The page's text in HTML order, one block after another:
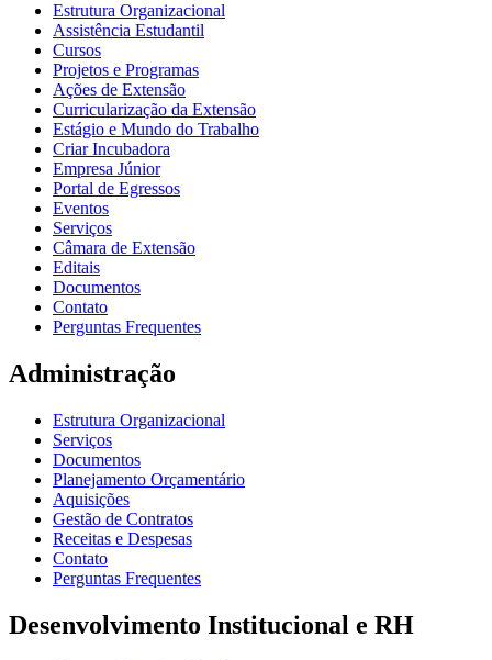
Estrutura Organizacional
Assistência Estudantil
Cursos
Projetos e Programas
Ações de Extensão
Curricularização da Extensão
Estágio e Mundo do Trabalho
Criar Incubadora
Empresa Júnior
Portal de Egressos
Eventos
Serviços
Câmara de Extensão
Editais
Documentos
Contato
Perguntas Frequentes
Administração
Estrutura Organizacional
Serviços
Documentos
Planejamento Orçamentário
Aquisições
Gestão de Contratos
Receitas e Despesas
Contato
Perguntas Frequentes
Desenvolvimento Institucional e RH